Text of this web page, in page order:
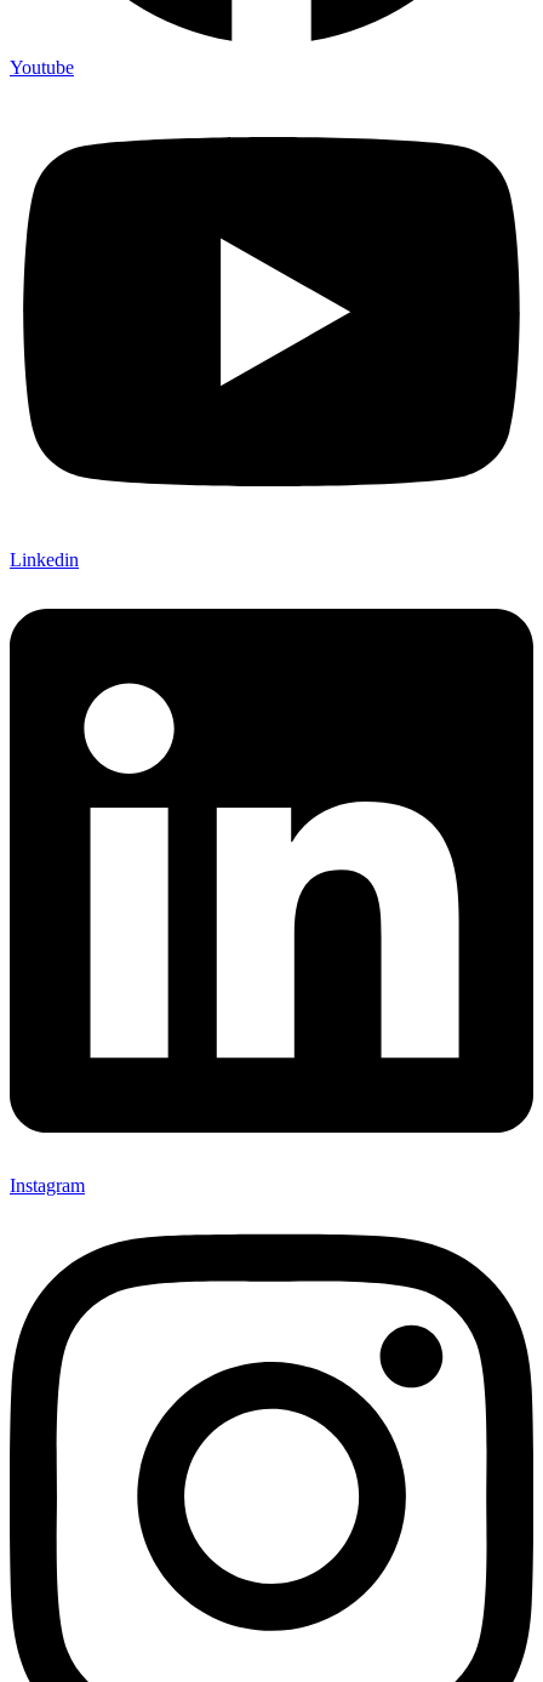
Youtube
Linkedin
Instagram